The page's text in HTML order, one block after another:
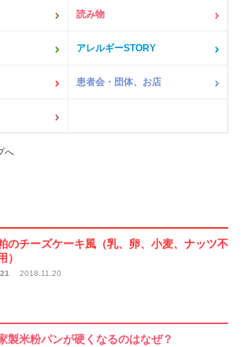
読み物
アレルギーSTORY
患者会・団体、お店
へ
のチーズケーキ風（乳、卵、小麦、ナッツ不
）
21 2018.11.20
製米粉パンが硬くなるのはなぜ？